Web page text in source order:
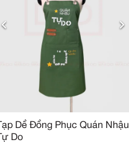
Tạp Dề Đồng Phục Quán Nhậu
Tự Do